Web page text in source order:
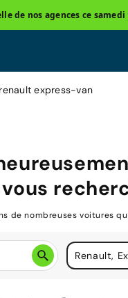
de nos agences ce
renault express-van
de nombreuses voitures
Renault,